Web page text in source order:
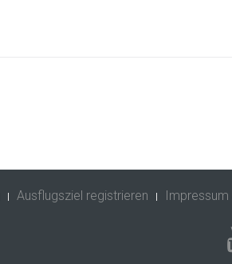
Ausflugsziel registrieren